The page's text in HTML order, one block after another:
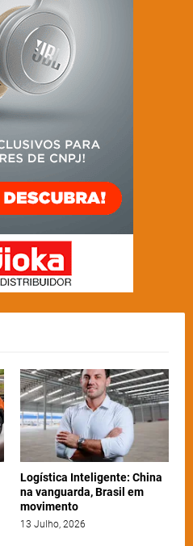
Logística Inteligente: China
na vanguarda, Brasil em
movimento
13 Julho, 2026